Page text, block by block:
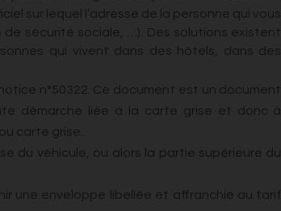
sur lequel l’adresse de la personne qui vous
sécurité sociale, …). Des solutions existent
qui vivent dans des hôtels, dans des
n°50322. Ce document est un document
démarche liée à la carte grise et donc à
carte grise.
du véhicule, ou alors la partie supérieure du
une enveloppe libellée et affranchie au tarif